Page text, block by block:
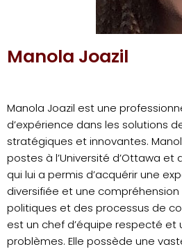
Manola Joazil
Manola Joazil est une
d’expérience dans les solutions
stratégiques et innovantes.
postes à l’Université d’Ottawa et
qui lui a permis d’acquérir une
diversifiée et une
politiques et des processus de
est un chef d’équipe respecté et
problèmes. Elle possède une